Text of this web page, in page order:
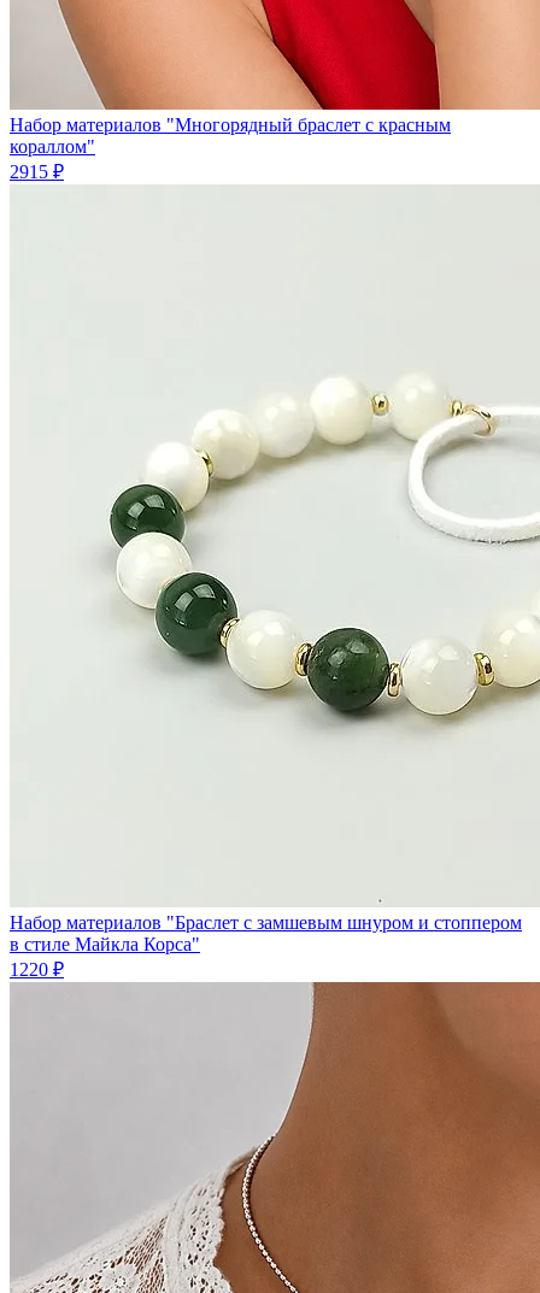
Набор материалов "Многорядный браслет с красным
кораллом"
2915 ₽
Набор материалов "Браслет с замшевым шнуром и стоппером
в стиле Майкла Корса"
1220 ₽